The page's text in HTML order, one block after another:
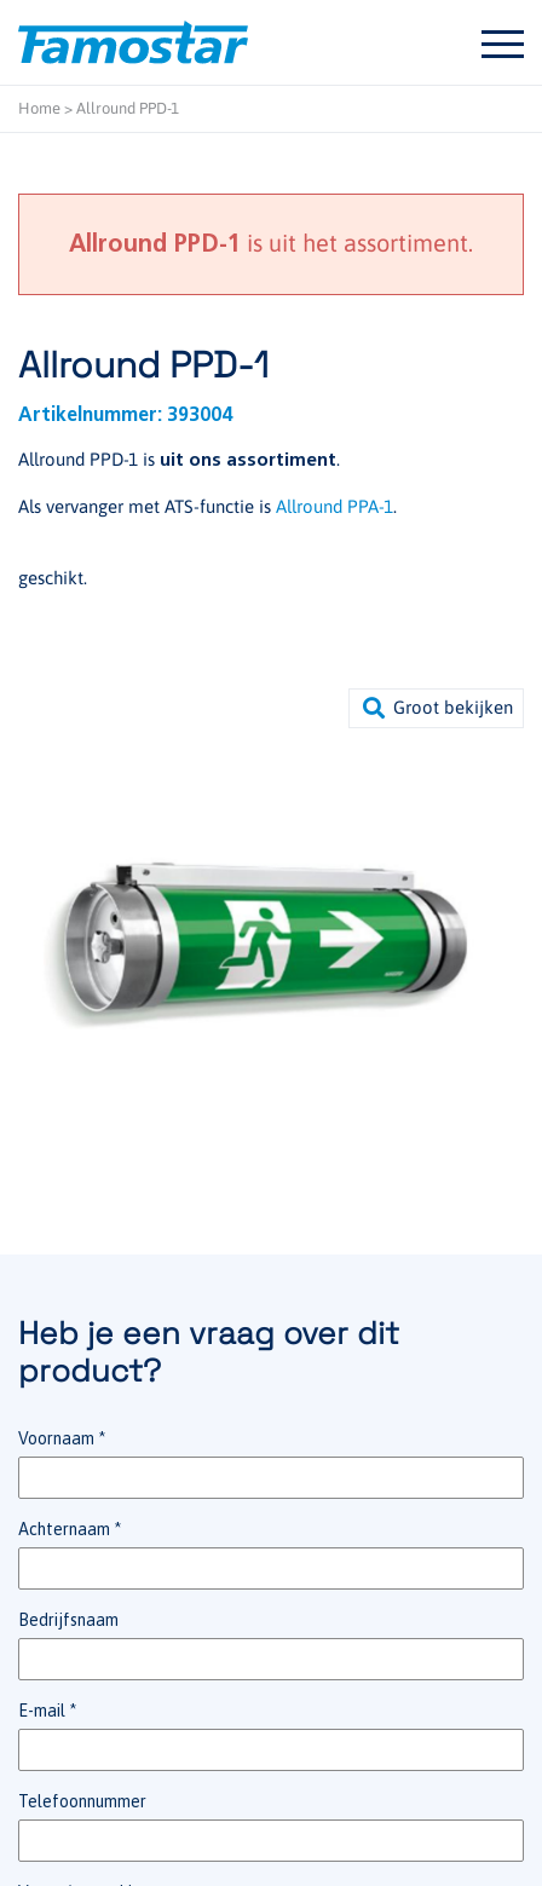
content
Home > Allround PPD-1
Allround PPD-1 is uit het assortiment.
Allround PPD-1
Artikelnummer: 393004
Allround PPD-1 is uit ons assortiment.
Als vervanger met ATS-functie is Allround PPA-1.
geschikt.
Heb je een vraag over dit
product?